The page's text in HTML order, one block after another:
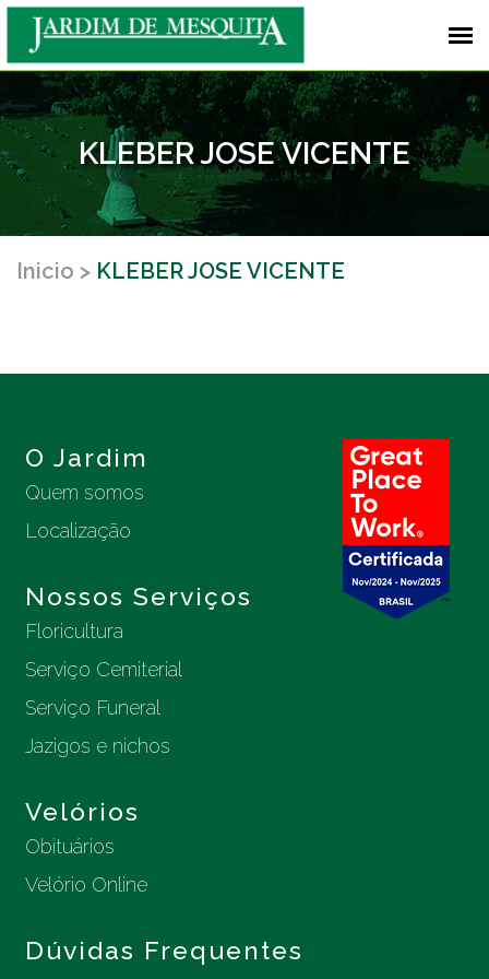
KLEBER JOSE VICENTE
Inicio KLEBER JOSE VICENTE
O Jardim
Quem somos
Localização
Nossos Serviços
Floricultura
Serviço Cemiterial
Serviço Funeral
Jazigos e nichos
Velórios
Obituários
Velório Online
Dúvidas Frequentes